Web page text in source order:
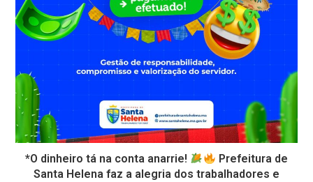
*O dinheiro tá na conta anarrie!
Prefeitura de
Santa Helena faz a alegria dos trabalhadores e